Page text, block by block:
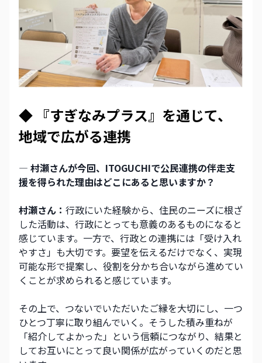
◆ 『すぎなみプラス』を通じて、
地域で広がる連携
― 村瀬さんが今回、ITOGUCHIで公民連携の伴走支
援を得られた理由はどこにあると思いますか？
村瀬さん： 行政にいた経験から、住民のニーズに根ざ
した活動は、行政にとっても意義のあるものになると
感じています。一方で、行政との連携には「受け入れ
やすさ」も大切です。要望を伝えるだけでなく、実現
可能な形で提案し、役割を分かち合いながら進めてい
くことが求められると感じています。
その上で、つないでいただいたご縁を大切にし、一つ
ひとつ丁寧に取り組んでいく。そうした積み重ねが
「紹介してよかった」という信頼につながり、結果と
してお互いにとって良い関係が広がっていくのだと思